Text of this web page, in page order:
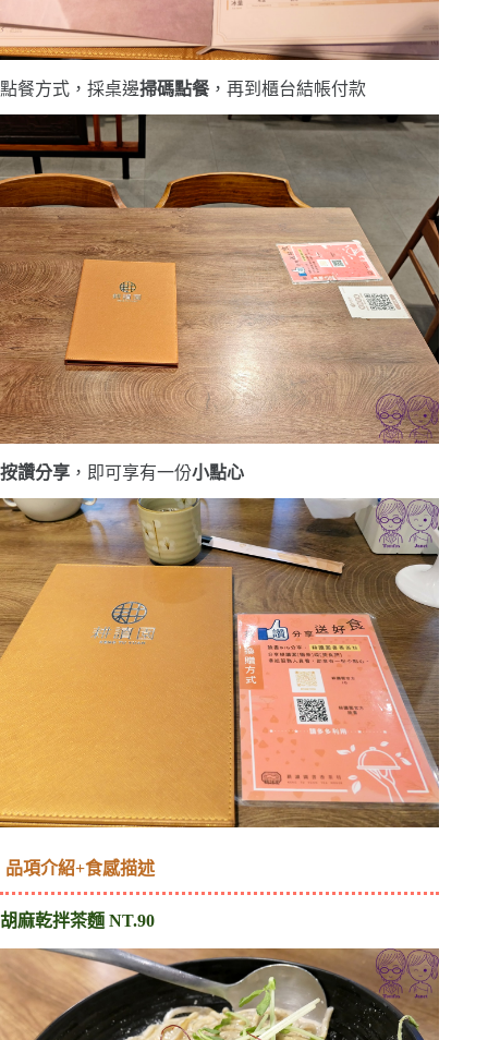
點餐方式，採桌邊掃碼點餐，再到櫃台結帳付款
按讚分享 ，即可享有一份小點心
品項介紹+食感描述
胡麻乾拌茶麵 NT.90